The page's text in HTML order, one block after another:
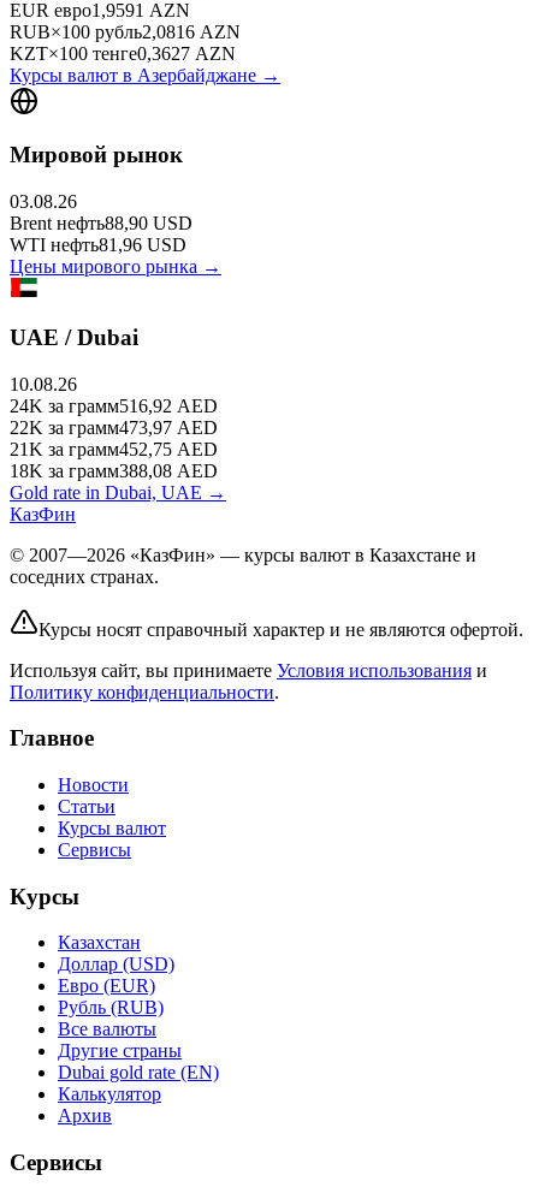
EUR евро1,9591 AZN
RUB×100 рубль2,0816 AZN
KZT×100 тенге0,3627 AZN
Курсы валют в Азербайджане →
Мировой рынок
03.08.26
Brent нефть88,90 USD
WTI нефть81,96 USD
Цены мирового рынка →
UAE / Dubai
10.08.26
24K за грамм516,92 AED
22K за грамм473,97 AED
21K за грамм452,75 AED
18K за грамм388,08 AED
Gold rate in Dubai, UAE →
КазФин
© 2007—2026 «КазФин» — курсы валют в Казахстане и
соседних странах.
Курсы носят справочный характер и не являются офертой.
Используя сайт, вы принимаете Условия использования и
Политику конфиденциальности.
Главное
Новости
Статьи
Курсы валют
Сервисы
Курсы
Казахстан
Доллар (USD)
Евро (EUR)
Рубль (RUB)
Все валюты
Другие страны
Dubai gold rate (EN)
Калькулятор
Архив
Сервисы